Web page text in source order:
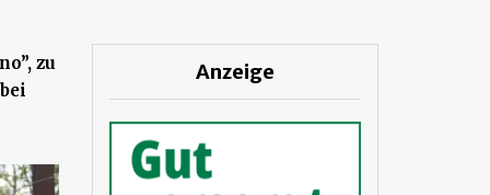
zu
Anzeige